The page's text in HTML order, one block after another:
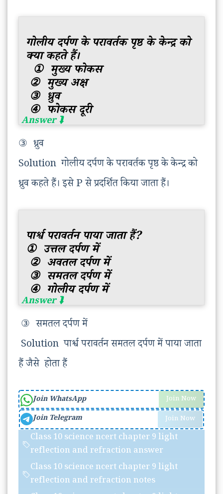
गोलीय दर्पण के परावर्तक पृष्ठ के केन्द्र को
क्या कहते हैं।
① मुख्य फोकस
② मुख्य अक्ष
③ ध्रुव
④ फोकस दूरी
③ ध्रुव
Solution गोलीय दर्पण के परावर्तक पृष्ठ के केन्द्र को
ध्रुव कहते हैं। इसे P से प्रदर्शित किया जाता हैं।
पार्श्व परावर्तन पाया जाता हैं?
① उत्तल दर्पण में
② अवतल दर्पण में
③ समतल दर्पण में
④ गोलीय दर्पण में
③ समतल दर्पण में
Solution पार्श्व परावर्तन समतल दर्पण में पाया जाता
हैं जैसे होता हैं
Join WhatsApp Join Now
Join Telegram Join Now
Class 10 science ncert chapter 9 light
reflection and refraction answer
Class 10 science ncert chapter 9 light
reflection and refraction notes